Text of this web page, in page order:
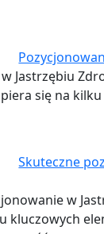
Jastrzębiu
się na
Skuteczne
w
kluczowych